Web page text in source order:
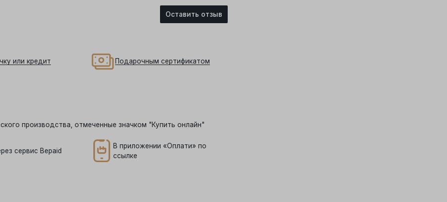
или кредит Подарочным сертификатом
производства, отмеченные значком "Купить онлайн"
сервис Bepaid
В приложении «Оплати» по
ссылке
Оставить отзыв